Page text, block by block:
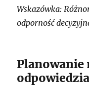
Wskazówka:
odporność
Planowanie